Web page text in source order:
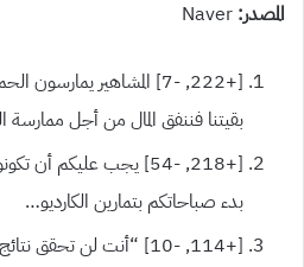
المصدر:
[+222, -7] المشاهير
بقيتنا فننفق المال من أجل ممارسة
[+218, -54] يجب عليكم أن
بدء صباحاتكم بتمارين الكارديو…
[+114, -10] “أنت لن